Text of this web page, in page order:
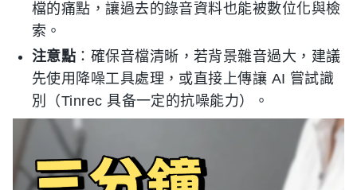
檔的痛點，讓過去的錄音資料也能被數位化與檢
索。
注意點 ：確保音檔清晰，若背景雜音過大，建議
先使用降噪工具處理，或直接上傳讓 AI 嘗試識
別（Tinrec 具备一定的抗噪能力）。